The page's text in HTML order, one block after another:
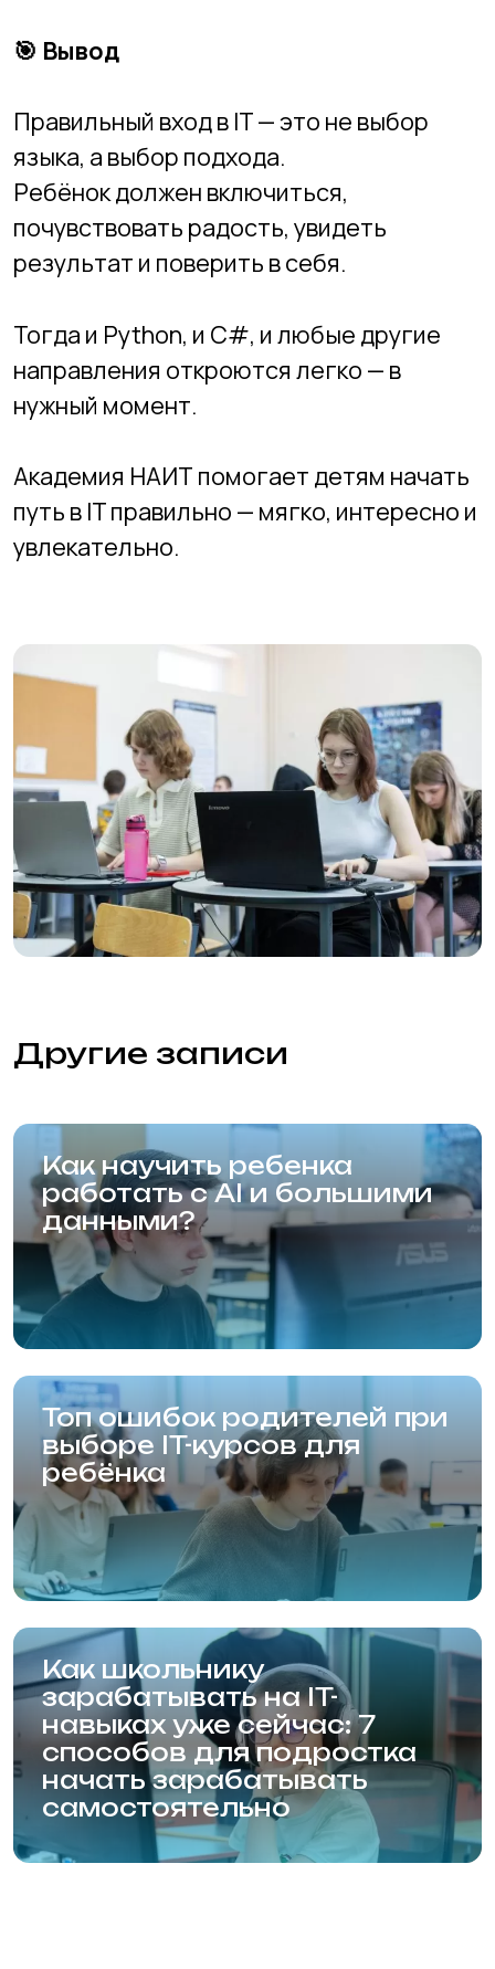
Топ ошибок родителей при
выборе IT-курсов для
ребёнка
зарабатывать на IT-
навыках уже сейчас: 7
способов для подростка
начать зарабатывать
+7 (383) 299-45-52
Адреса филиалов
Новосибирская Академия
Информационных Технологий (Академия
НАИТ)
Новосибирск, Красный проспект, 320/1
Карта сайта
Статьи
Сведения от образовательной организации
Правила приёма в образовательную
организацию
Политика конфиденциальности
Согласие на обработку персональных данных
© 2001—2024, НАИТ.
Л035-01199-54/01083384
Подготовительный факультет
Технический факультет
Графический факультет
Вопросы и ответы
Об академии
Вакансии
Фотогалерея
Блог
Контакты
Сайт разработан
Мы используем файлы cookie. Продолжая
использовать данный сайт, вы соглашаетесь с
этим в соответствии с условиями, указанными
поссылке. Согласен